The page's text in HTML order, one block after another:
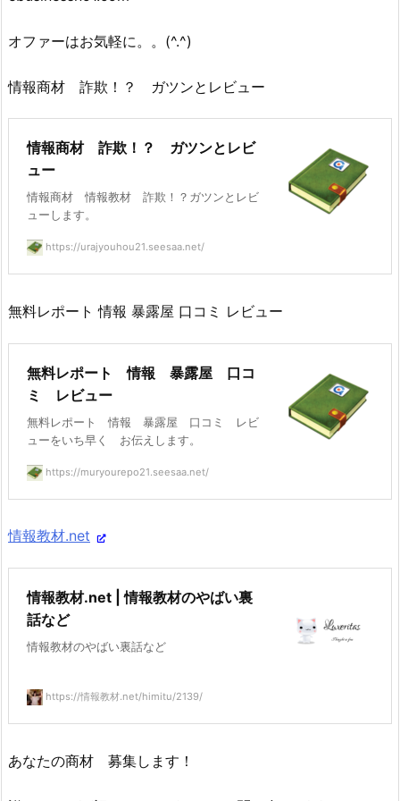
オファーはお気軽に。。(^.^)
情報商材 詐欺！？ ガツンとレビュー
情報商材 詐欺！？ ガツンとレビ
ュー
情報商材 情報教材 詐欺！？ガツンとレビ
ューします。
https://urajyouhou21.seesaa.net/
無料レポート 情報 暴露屋 口コミ レビュー
無料レポート 情報 暴露屋 口コ
ミ レビュー
無料レポート 情報 暴露屋 口コミ レビ
ューをいち早く お伝えします。
https://muryourepo21.seesaa.net/
情報教材.net
情報教材.net | 情報教材のやばい裏
話など
情報教材のやばい裏話など
https://情報教材.net/himitu/2139/
あなたの商材 募集します！